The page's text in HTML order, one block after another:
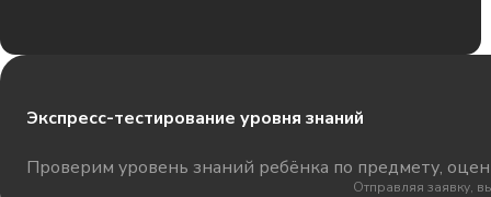
Экспресс-тестирование уровня знаний
Проверим уровень знаний ребёнка по предмету,
Отправляя заявку,